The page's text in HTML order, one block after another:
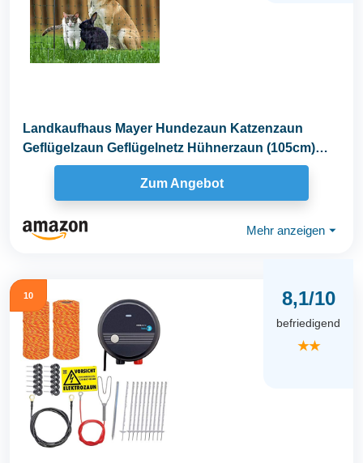
Landkaufhaus Mayer Hundezaun Katzenzaun
Geflügelzaun Geflügelnetz Hühnerzaun (105cm)
25m grün...
Zum Angebot
Mehr anzeigen ⏷
10 8,1/10
befriedigend
★★